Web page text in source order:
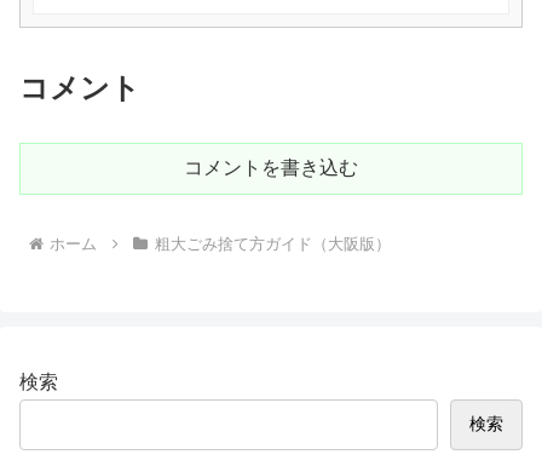
コメント
コメントを書き込む
ホーム 粗大ごみ捨て方ガイド（大阪版）
検索
検索